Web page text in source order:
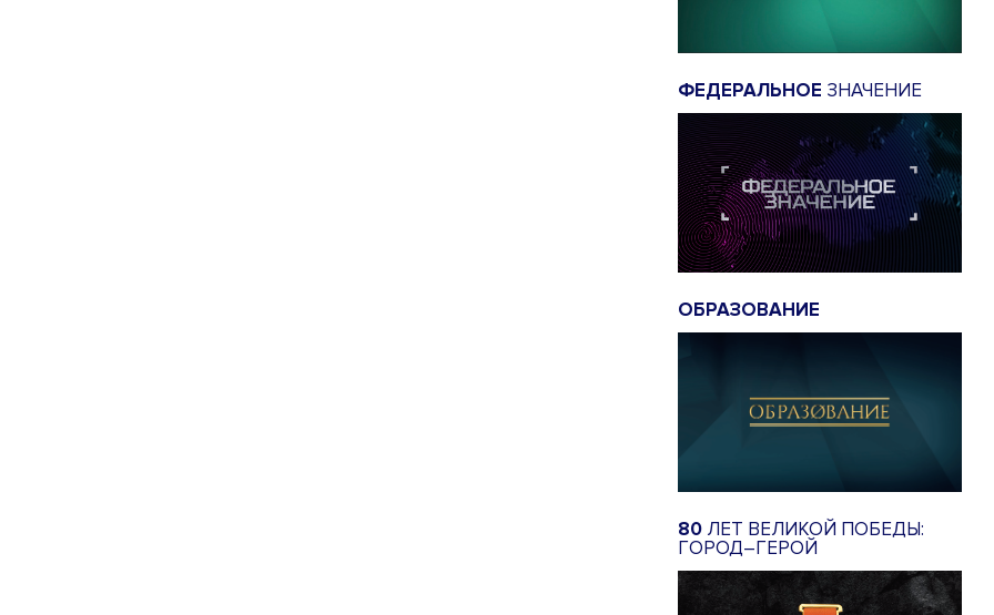
ФЕДЕРАЛЬНОЕ ЗНАЧЕНИЕ
ОБРАЗОВАНИЕ
80 ЛЕТ ВЕЛИКОЙ ПОБЕДЫ:
ГОРОД–ГЕРОЙ